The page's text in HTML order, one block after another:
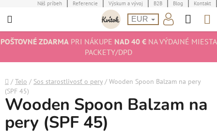
na
Náš príbeh Referencie Výskum a vývoj B2B Blog Kontakt
EUR
POŠTOVNÉ ZDARMAPRI NÁKUPE NAD 40 €NA VÝDAJNÉ MIESTA
PACKETY/DPD
Domov
/ Telo / Sos starostlivosť o pery / Wooden Spoon Balzam na pery
(SPF 45)
Wooden Spoon Balzam na
pery (SPF 45)